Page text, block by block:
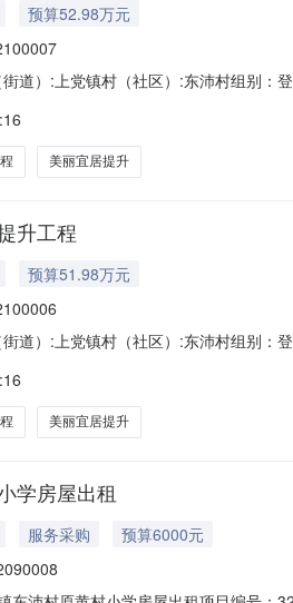
预算52.98万元
道）:上党镇村（社区）:东沛村组别：
设方/村委名称：联系人：联系电话：
美丽宜居提升
升工程
预算51.98万元
道）:上党镇村（社区）:东沛村组别：
设方/村委名称：联系人：联系电话：
美丽宜居提升
学房屋出租
服务采购
预算6000元